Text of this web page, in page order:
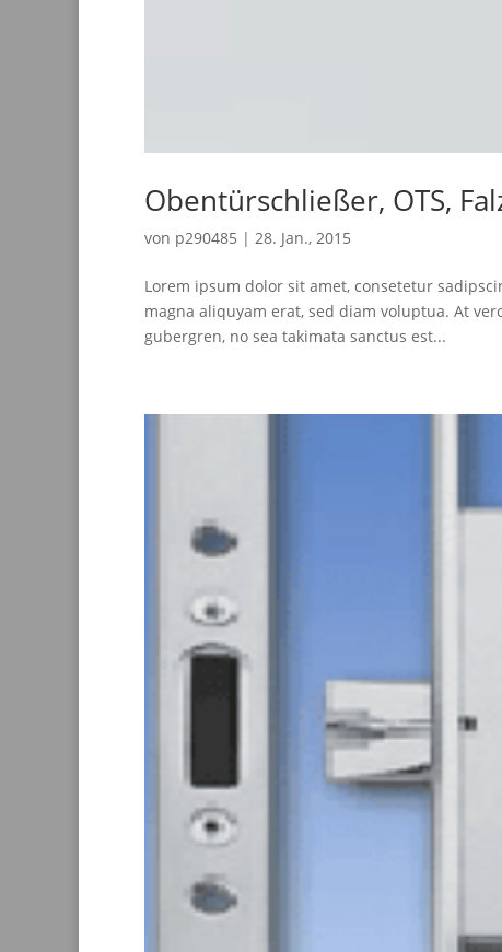
Obentürschließer, OTS,
von p290485 | 28. Jan., 2015
Lorem ipsum dolor sit amet, consetetur
magna aliquyam erat, sed diam voluptua. At
gubergren, no sea takimata sanctus est...